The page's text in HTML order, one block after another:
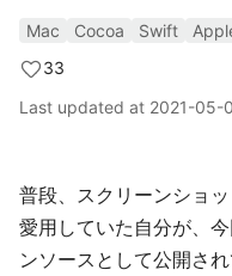
Mac Cocoa Swift
33
Last updated at 2021-05-
普段、スクリーンショ
愛用していた自分が、
ンソースとして公開さ